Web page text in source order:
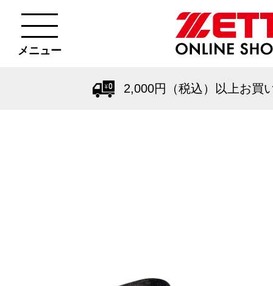
メニュー
2,000円（税込）以上お買